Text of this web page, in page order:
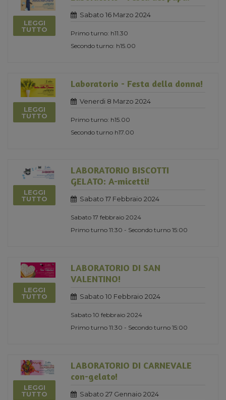
LEGGI
TUTTO
Sabato 16 Marzo 2024
Primo turno: h11.30
Secondo turno: h15.00
LEGGI
TUTTO
Laboratorio - Festa della donna!
Venerdi 8 Marzo 2024
Primo turno: h15.00
Secondo turno h17.00
LEGGI
TUTTO
LABORATORIO BISCOTTI
GELATO: A-micetti!
Sabato 17 Febbraio 2024
Sabato 17 febbraio 2024
Primo turno 11:30 - Secondo turno 15:00
LEGGI
TUTTO
LABORATORIO DI SAN
VALENTINO!
Sabato 10 Febbraio 2024
Sabato 10 febbraio 2024
Primo turno 11:30 - Secondo turno 15:00
LEGGI
TUTTO
LABORATORIO DI CARNEVALE
con-gelato!
Sabato 27 Gennaio 2024